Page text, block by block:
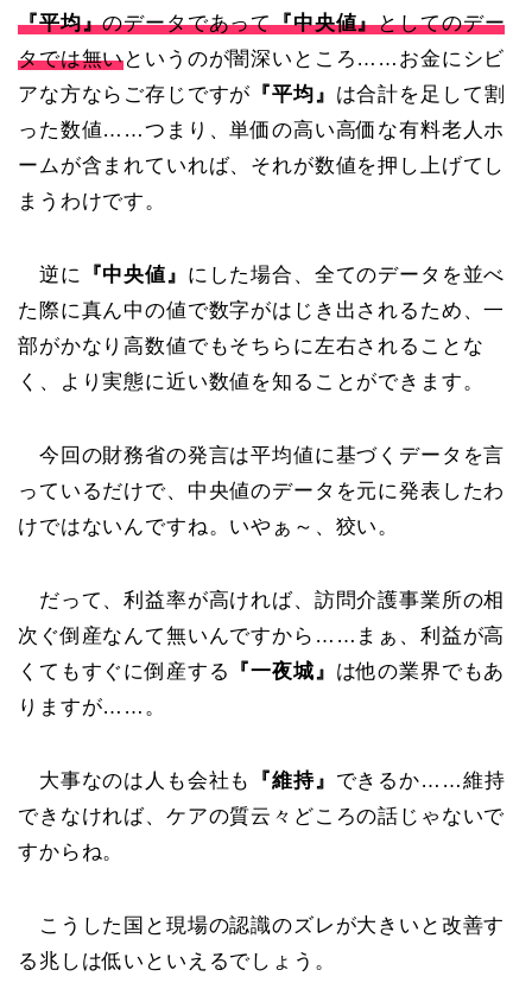
『平均』のデータであって『中央値』としてのデー
タでは無いというのが闇深いところ……お金にシビ
アな方ならご存じですが 『平均』 は合計を足して割
った数値……つまり、単価の高い高価な有料老人ホ
ームが含まれていれば、それが数値を押し上げてし
まうわけです。
逆に 『中央値』 にした場合、全てのデータを並べ
た際に真ん中の値で数字がはじき出されるため、一
部がかなり高数値でもそちらに左右されることな
く、より実態に近い数値を知ることができます。
今回の財務省の発言は平均値に基づくデータを言
っているだけで、中央値のデータを元に発表したわ
けではないんですね。いやぁ～、狡い。
だって、利益率が高ければ、訪問介護事業所の相
次ぐ倒産なんて無いんですから……まぁ、利益が高
くてもすぐに倒産する
『一夜城』 は他の業界でもあ
りますが……。
大事なのは人も会社も 『維持』 できるか……維持
できなければ、ケアの質云々どころの話じゃないで
すからね。
こうした国と現場の認識のズレが大きいと改善す
る兆しは低いといえるでしょう。